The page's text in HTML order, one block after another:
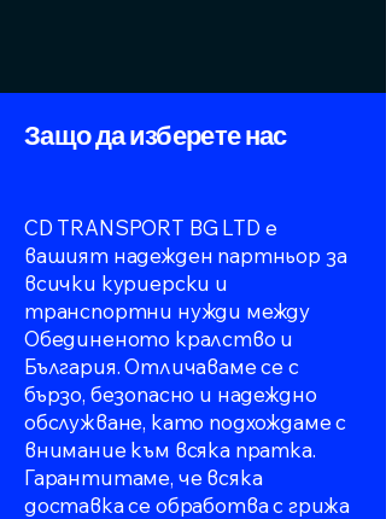
Защо да изберете нас
CD TRANSPORT BG LTD е
вашият надежден партньор за
всички куриерски и
транспортни нужди между
Обединеното кралство и
България. Отличаваме се с
бързо, безопасно и надеждно
обслужване, като подхождаме с
внимание към всяка пратка.
Гарантитаме, че всяка
доставка се обработва с грижа